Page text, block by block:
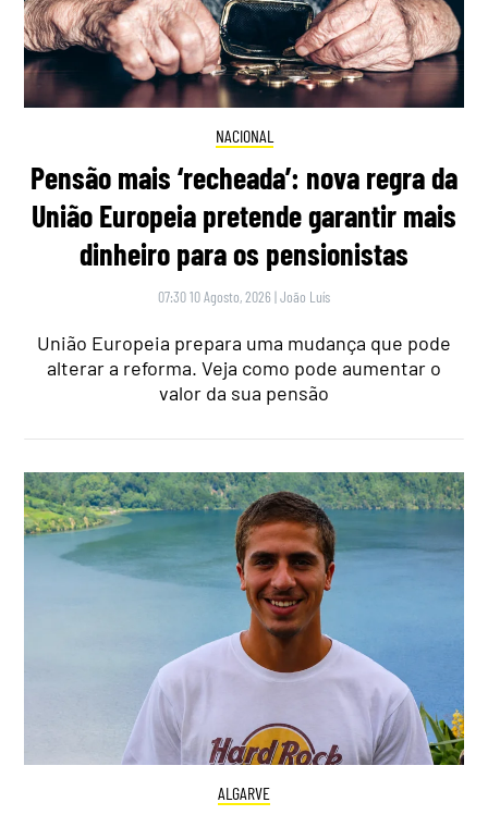
NACIONAL
Pensão mais ‘recheada’: nova regra da
União Europeia pretende garantir mais
dinheiro para os pensionistas
07:30 10 Agosto, 2026 |João Luís
União Europeia prepara uma mudança que pode
alterar a reforma. Veja como pode aumentar o
valor da sua pensão
ALGARVE